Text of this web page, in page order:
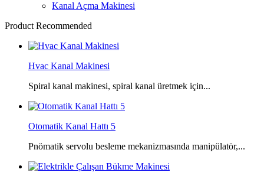
Kanal Açma Makinesi
Product Recommended
Hvac Kanal Makinesi
Spiral kanal makinesi, spiral kanal üretmek için...
Otomatik Kanal Hattı 5
Pnömatik servolu besleme mekanizmasında manipülatör,...